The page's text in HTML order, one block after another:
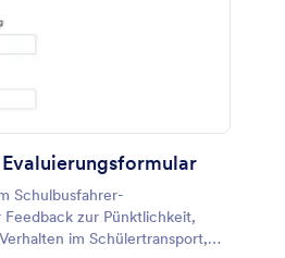
Schulbusfahrer-
zur Pünktlichkeit,
im Schülertransport,